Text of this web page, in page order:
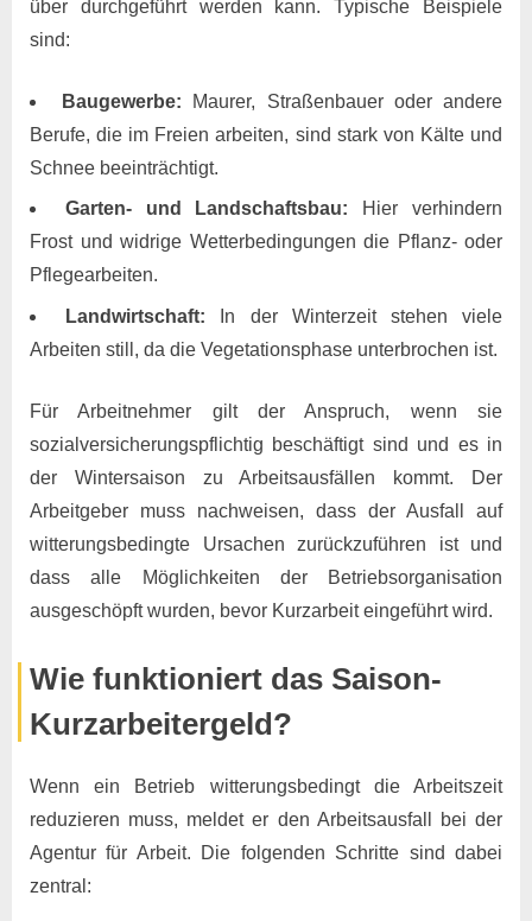
über durchgeführt werden kann. Typische Beispiele
sind:
Baugewerbe: Maurer, Straßenbauer oder andere
Berufe, die im Freien arbeiten, sind stark von Kälte und
Schnee beeinträchtigt.
Garten- und Landschaftsbau: Hier verhindern
Frost und widrige Wetterbedingungen die Pflanz- oder
Pflegearbeiten.
Landwirtschaft: In der Winterzeit stehen viele
Arbeiten still, da die Vegetationsphase unterbrochen ist.
Für Arbeitnehmer gilt der Anspruch, wenn sie
sozialversicherungspflichtig beschäftigt sind und es in
der Wintersaison zu Arbeitsausfällen kommt. Der
Arbeitgeber muss nachweisen, dass der Ausfall auf
witterungsbedingte Ursachen zurückzuführen ist und
dass alle Möglichkeiten der Betriebsorganisation
ausgeschöpft wurden, bevor Kurzarbeit eingeführt wird.
Wie funktioniert das Saison-
Kurzarbeitergeld?
Wenn ein Betrieb witterungsbedingt die Arbeitszeit
reduzieren muss, meldet er den Arbeitsausfall bei der
Agentur für Arbeit. Die folgenden Schritte sind dabei
zentral: